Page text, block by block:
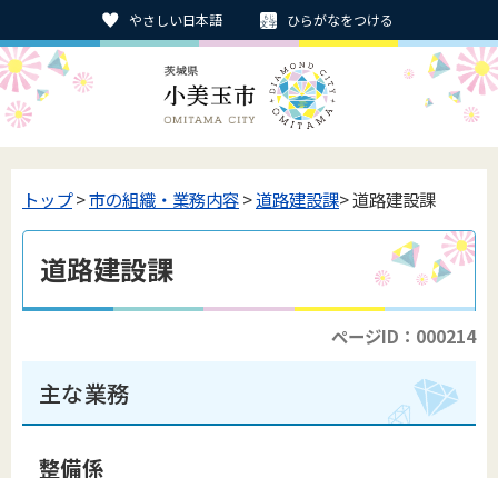
やさしい日本語 ひらがなをつける
トップ>市の組織・業務内容>道路建設課> 道路建設課
道路建設課
ページID：000214
主な業務
整備係